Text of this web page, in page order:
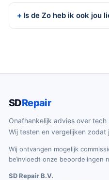
Is de Zo heb ik ook jou
SDRepair
Onafhankelijk advies over
Wij testen en vergelijken zodat
Wij ontvangen mogelijk
beïnvloedt onze beoordelingen
SD Repair B.V.